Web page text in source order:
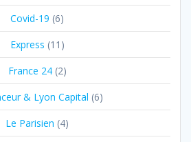
Covid-19 (6)
Express (11)
France 24(2)
& Lyon Capital (6)
Le Parisien (4)